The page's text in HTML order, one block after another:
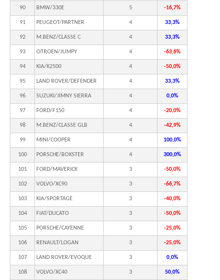
90 BMW/330E 5 -16,7%
91 PEUGEOT/PARTNER 4 33,3%
92 M.BENZ/CLASSE C 4 33,3%
93 CITROEN/JUMPY 4 -63,6%
94 KIA/K2500 4 -50,0%
95 LAND ROVER/DEFENDER 4 33,3%
96 SUZUKI/JIMNY SIERRA 4 0,0%
97 FORD/F150 4 -20,0%
98 M.BENZ/CLASSE GLB 4 -42,9%
99 MINI/COOPER 4 100,0%
100 PORSCHE/BOXSTER 4 300,0%
101 FORD/MAVERICK 3 -50,0%
102 VOLVO/XC90 3 -66,7%
103 KIA/SPORTAGE 3 -40,0%
104 FIAT/DUCATO 3 -50,0%
105 PORSCHE/CAYENNE 3 -25,0%
106 RENAULT/LOGAN 3 -25,0%
107 LAND ROVER/EVOQUE 3 0,0%
108 VOLVO/XC40 3 50,0%